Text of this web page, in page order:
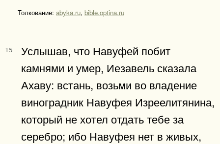
Толкование: abyka.ru, bible.optina.ru
15
Услышав, что Навуфей побит
камнями и умер, Иезавель сказала
Ахаву: встань, возьми во владение
виноградник Навуфея Изреелитянина,
который не хотел отдать тебе за
серебро; ибо Навуфея нет в живых,